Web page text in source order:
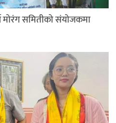
मोरंग समितीको संयोजकमा